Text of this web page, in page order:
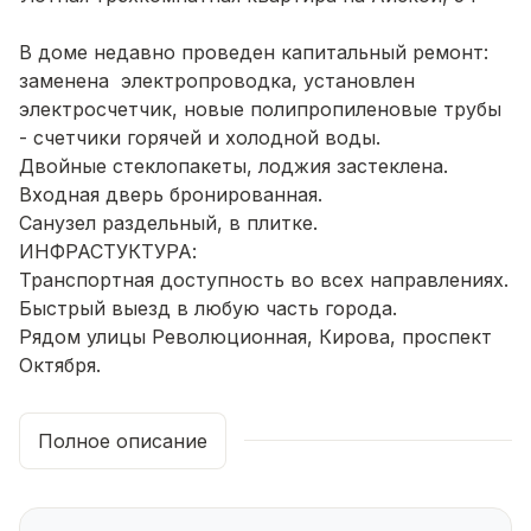
В доме недавно проведен капитальный ремонт:
заменена электропроводка, установлен
электросчетчик, новые полипропиленовые трубы
- счетчики горячей и холодной воды.
Двойные стеклопакеты, лоджия застеклена.
Входная дверь бронированная.
Санузел раздельный, в плитке.
ИНФРАСТУКТУРА:
Транспортная доступность во всех направлениях.
Быстрый выезд в любую часть города.
Рядом улицы Революционная, Кирова, проспект
Октября.
Республиканская полилингвальная
многопрофильная гимназия 1,
Детские сады 226,129,100
Полное описание